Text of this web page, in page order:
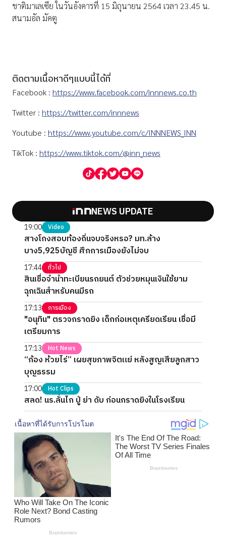
ชาติมาเลเซีย ในวันอังคารที่ 15 มิถุนายน 2564 เวลา 23.45 น.
สนามอัล มัคตู
ติดตามเนื้อหาดีๆแบบนี้ได้ที่
Facebook : https://www.facebook.com/innnews.co.th
Twitter : https://twitter.com/innnews
Youtube : https://www.youtube.com/c/INNNEWS_INN
TikTok : https://www.tiktok.com/@inn_news
NEWS UPDATE
19:00 Video
สางโกงสอบท้องถิ่นจบจริงหรอ? มท.ล้าง
บาง5,925บัญชี ศึกการเมืองยังไม่จบ
17:44 ทั่วไป
สินเชื่อจำนำทะเบียนรถยนต์ ตัวช่วยหมุนเงินใช้ยาม
ฉุกเฉินสำหรับคนมีรถ
17:13 การเมือง
"อนุทิน" ตรวจกราดยิง เด็กก่อเหตุเครียดเรียน เชื่อมี
เตรียมการ
17:13 Hot News
“ก้อง ห้วยไร่” เผยสุขภาพจิตแย่ หลังสูญเสียลูกสาว
บุญธรรม
17:00 Hot Clips
สลด! นร.ลั่นไก ปู่ ย่า ดับ ก่อนกราดยิงในโรงเรียน